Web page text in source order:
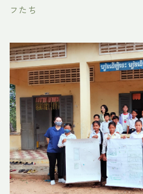
フたち